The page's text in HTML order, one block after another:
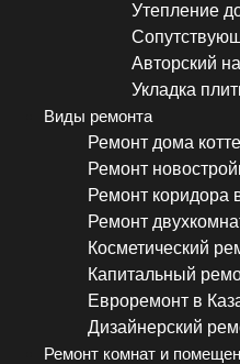
Утепление
Авторский
Укладка
Виды ремонта
Ремонт дома
Ремонт
Ремонт коридора
Ремонт
Косметический
Капитальный
Евроремонт в
Дизайнерский
Ремонт комнат и